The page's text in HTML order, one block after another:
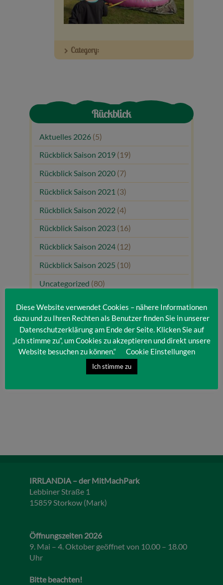
Veranstaltungen
Baumpaten
Category:
Rückblick
Aktuelles 2026 (5)
Rückblick Saison 2019 (19)
Rückblick Saison 2020 (7)
Rückblick Saison 2021 (3)
Rückblick Saison 2022 (4)
Rückblick Saison 2023 (16)
Rückblick Saison 2024 (12)
Rückblick Saison 2025 (10)
Uncategorized (80)
IRRLANDIA – der MitMachPark
Lebbiner Straße 1
15859 Storkow (Mark)
Öffnungszeiten 2026
9. Mai – 4. Oktober geöffnet von 10.00 – 18.00
Uhr
Bitte beachten!
Diese Website verwendet Cookies – nähere Informationen
dazu und zu Ihren Rechten als Benutzer finden Sie in unserer
Datenschutzerklärung am Ende der Seite. Klicken Sie auf
„Ich stimme zu“, um Cookies zu akzeptieren und direkt unsere
Website besuchen zu können.“
Cookie Einstellungen
Ich stimme zu